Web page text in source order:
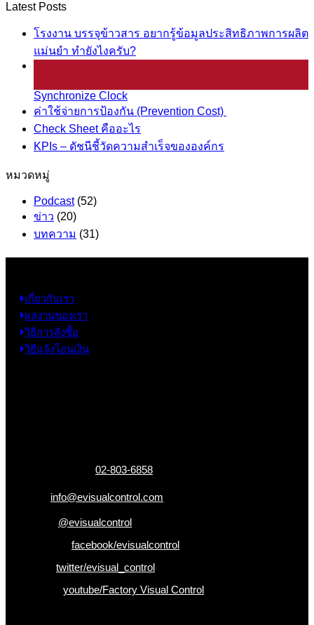
Latest Posts
โรงงาน บรรจุข้าวสาร อยากรู้ข้อมูลประสิทธิภาพการผลิต
แม่นยำ ทำยังไงครับ?
Synchronize Clock
ค่าใช้จ่ายการป้องกัน (Prevention Cost)
Check Sheet คืออะไร
KPIs – ดัชนีชี้วัดความสำเร็จขององค์กร
หมวดหมู่
Podcast(52)
ข่าว (20)
บทความ (31)
เกี่ยวกับเรา
ผลงานของเรา
วิธีการสั่งซื้อ
วิธีแจ้งโอนเงิน
02-803-6858
info@evisualcontrol.com
@evisualcontrol
facebook/evisualcontrol
twitter/evisual_control
youtube/Factory Visual Control